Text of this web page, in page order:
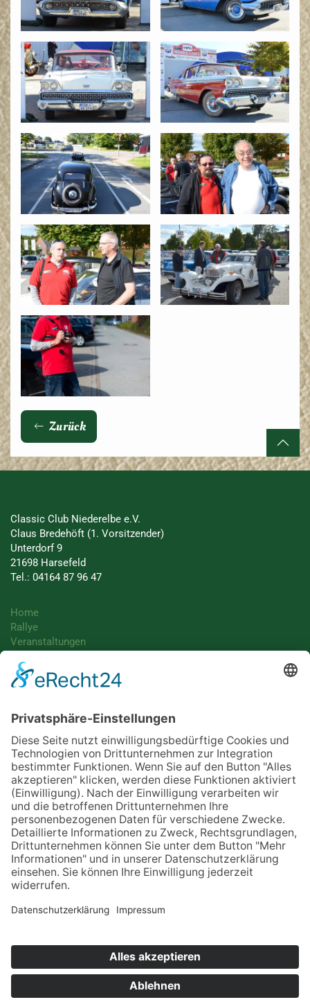
Zurück
Classic Club Niederelbe e.V.
Claus Bredehöft (1. Vorsitzender)
Unterdorf 9
21698 Harsefeld
Tel.: 04164 87 96 47
Home
Rallye
Veranstaltungen
Bildarchiv
Presse
Designed by